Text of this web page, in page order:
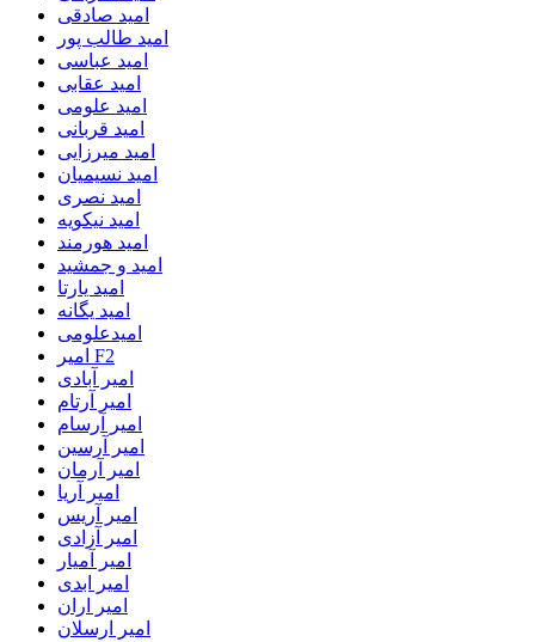
امید صادقی
امید طالب پور
امید عباسی
امید عقابی
امید علومی
امید قربانی
امید میرزایی
امید نسیمیان
امید نصری
امید نیکویه
امید هورمند
امید و جمشید
امید یارتا
امید یگانه
امیدعلومی
امیر F2
امیر آبادی
امیر آرتام
امیر آرسام
امیر آرسین
امیر آرمان
امیر آریا
امیر آریس
امیر آزادی
امیر آمیار
امیر ابدی
امیر اران
امیر ارسلان